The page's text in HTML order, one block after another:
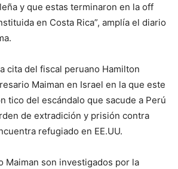
y que estas terminaron en la off
en Costa Rica”, amplía el diario
cita del fiscal peruano Hamilton
Maiman en Israel en la que este
tico del escándalo que sacude a Perú
de extradición y prisión contra
refugiado en EE.UU.
Maiman son investigados por la